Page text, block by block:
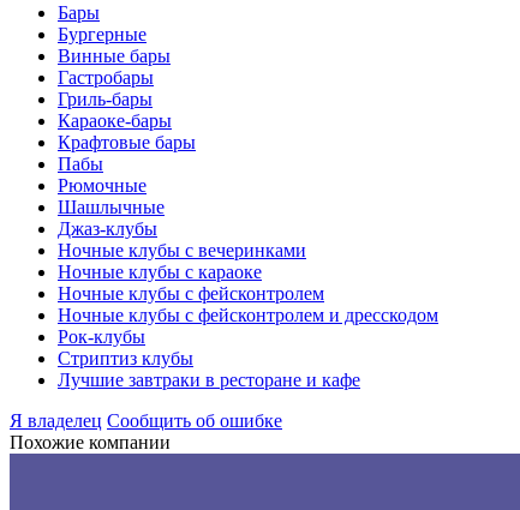
Бары
Бургерные
Винные бары
Гастробары
Гриль-бары
Караоке-бары
Крафтовые бары
Пабы
Рюмочные
Шашлычные
Джаз-клубы
Ночные клубы с вечеринками
Ночные клубы с караоке
Ночные клубы с фейсконтролем
Ночные клубы с фейсконтролем и дресскодом
Рок-клубы
Стриптиз клубы
Лучшие завтраки в ресторане и кафе
Я владелец Сообщить об ошибке
Похожие компании